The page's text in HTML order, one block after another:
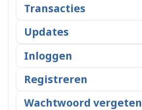
Transacties
Updates
Inloggen
Registreren
Wachtwoord vergeten